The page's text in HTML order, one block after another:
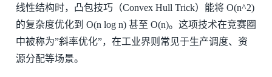
线性结构时，凸包技巧（Convex Hull Trick）能将 O(n^2)
的复杂度优化到 O(n log n) 甚至 O(n)。这项技术在竞赛圈
中被称为”斜率优化”，在工业界则常见于生产调度、资
源分配等场景。